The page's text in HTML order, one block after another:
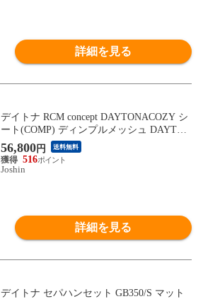
詳細を見る
デイトナ RCM concept DAYTONACOZY シ
ート(COMP) ディンプルメッシュ DAYTON
A 24329 【返品種別B】
56,800円 送料無料
516
Joshin
詳細を見る
デイトナ セパハンセット GB350/S マット